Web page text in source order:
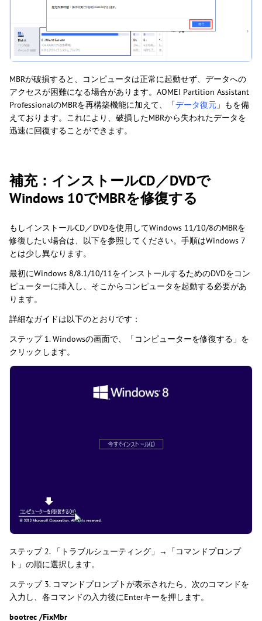
MBRが破損すると、コンピュータは正常に起動せず、データへの
アクセスが困難になる場合があります。AOMEI Partition Assistant
ProfessionalのMBRを再構築機能に加えて、「データ復元 」もを備
えております。これにより、破損したMBRから失われたデータを
迅速に回復することができます。
補充：インストールCD／DVDで
Windows 10でMBRを修復する
もしインストールCD／DVDを使用してWindows 11/10/8のMBRを
修復したい場合は、以下を参照してください。手順はWindows 7
とは少し異なります。
最初にWindows 8/8.1/10/11をインストールするためのDVDをコン
ピューターに挿入し、そこからコンピュータを起動する必要があ
ります。
詳細なガイドは以下のとおりです：
ステップ 1. Windowsの画面で、「コンピューターを修復する」を
クリックします。
ステップ 2. 「トラブルシューティング」→「コマンドプロンプ
ト」の順に選択します。
ステップ 3. コマンドプロンプトが表示されたら、次のコマンドを
入力し、各コマンドの入力後にEnterキーを押します。
bootrec /FixMbr